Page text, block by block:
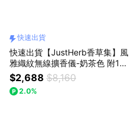
快速出貨
快速出貨【JustHerb香草集】風
雅織紋無線擴香儀-奶茶色 附15
ML精油二瓶
$2,688 $8,160
2.0%